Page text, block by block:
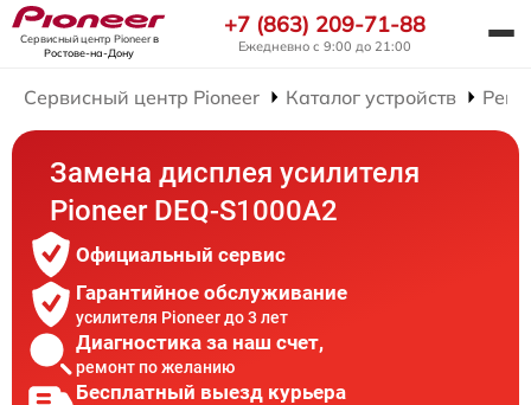
Сервисный центр Pioneerв
Ростове-на-Дону
+7 (863) 209-71-88
Ежедневно с 9:00 до 21:00
Сервисный центр Pioneer Каталог устройств
Замена дисплея усилителя
Pioneer DEQ-S1000A2
Официальный сервис
Гарантийное обслуживание
усилителя Pioneer до 3 лет
Диагностика за наш счет,
ремонт по желанию
Бесплатный выезд курьера